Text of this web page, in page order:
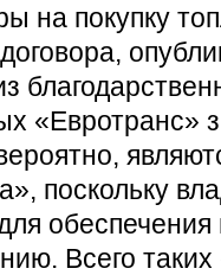
на покупку
«Евротранс»
поскольку
обеспечения
Всего